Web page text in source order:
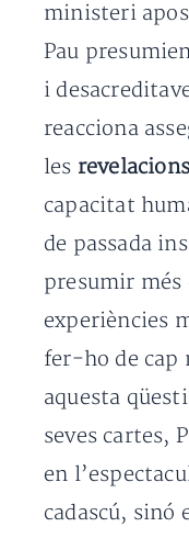
ministeri
Pau
i
reacciona
les revelacions
capacitat
de passada
presumir més
experiències
fer-ho de cap
aquesta
seves cartes,
en
cadascú,